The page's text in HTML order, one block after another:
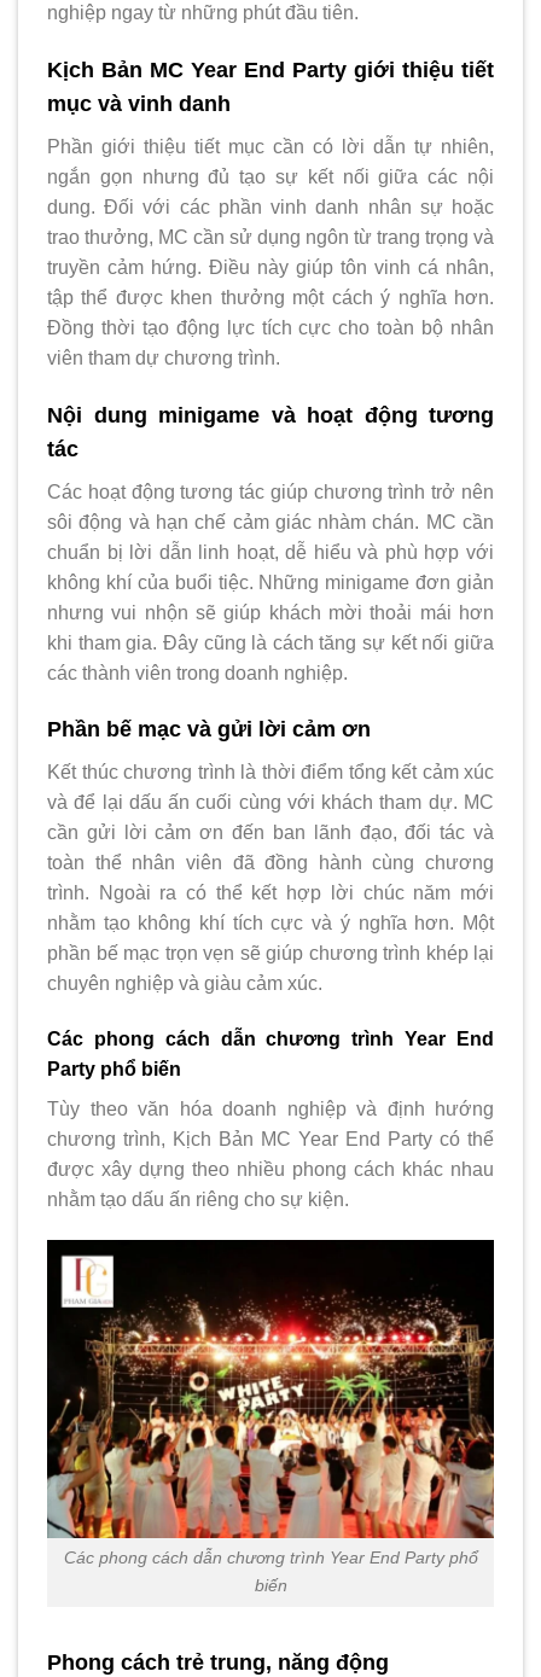
nghiệp ngay từ những phút đầu tiên.
Kịch Bản MC Year End Party giới thiệu tiết
mục và vinh danh
Phần giới thiệu tiết mục cần có lời dẫn tự nhiên,
ngắn gọn nhưng đủ tạo sự kết nối giữa các nội
dung. Đối với các phần vinh danh nhân sự hoặc
trao thưởng, MC cần sử dụng ngôn từ trang trọng và
truyền cảm hứng. Điều này giúp tôn vinh cá nhân,
tập thể được khen thưởng một cách ý nghĩa hơn.
Đồng thời tạo động lực tích cực cho toàn bộ nhân
viên tham dự chương trình.
Nội dung minigame và hoạt động tương
tác
Các hoạt động tương tác giúp chương trình trở nên
sôi động và hạn chế cảm giác nhàm chán. MC cần
chuẩn bị lời dẫn linh hoạt, dễ hiểu và phù hợp với
không khí của buổi tiệc. Những minigame đơn giản
nhưng vui nhộn sẽ giúp khách mời thoải mái hơn
khi tham gia. Đây cũng là cách tăng sự kết nối giữa
các thành viên trong doanh nghiệp.
Phần bế mạc và gửi lời cảm ơn
Kết thúc chương trình là thời điểm tổng kết cảm xúc
và để lại dấu ấn cuối cùng với khách tham dự. MC
cần gửi lời cảm ơn đến ban lãnh đạo, đối tác và
toàn thể nhân viên đã đồng hành cùng chương
trình. Ngoài ra có thể kết hợp lời chúc năm mới
nhằm tạo không khí tích cực và ý nghĩa hơn. Một
phần bế mạc trọn vẹn sẽ giúp chương trình khép lại
chuyên nghiệp và giàu cảm xúc.
Các phong cách dẫn chương trình Year End
Party phổ biến
Tùy theo văn hóa doanh nghiệp và định hướng
chương trình, Kịch Bản MC Year End Party có thể
được xây dựng theo nhiều phong cách khác nhau
nhằm tạo dấu ấn riêng cho sự kiện.
Các phong cách dẫn chương trình Year End Party phổ
biến
Phong cách trẻ trung, năng động